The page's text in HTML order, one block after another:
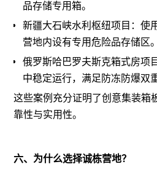
品存储专用箱。
新疆大石峡水利枢纽项目：使
营地内设有专用危险品存储区。
俄罗斯哈巴罗夫斯克箱式房项
中稳定运行，满足防冻防爆双
这些案例充分证明了创意集装箱
靠性与实用性。
六、为什么选择诚栋营地？